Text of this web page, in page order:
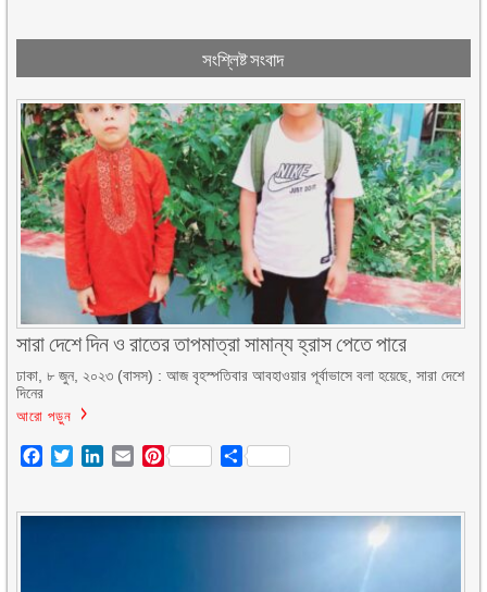
সংশ্লিষ্ট সংবাদ
সারা দেশে দিন ও রাতের তাপমাত্রা সামান্য হ্রাস পেতে পারে
ঢাকা, ৮ জুন, ২০২৩ (বাসস) : আজ বৃহস্পতিবার আবহাওয়ার পূর্বাভাসে বলা হয়েছে, সারা দেশে
দিনের
আরো পড়ুন
Facebook
TwitterLinkedIn
EmailPinterest Share